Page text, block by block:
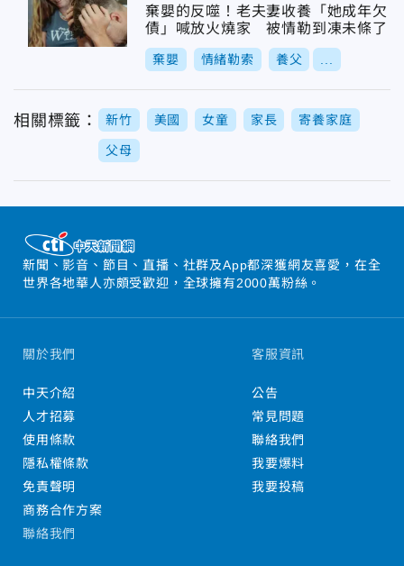
棄嬰的反噬！老夫妻收養「她成年欠
債」喊放火燒家 被情勒到凍未條了
棄嬰 情緒勒索 養父
相關標籤： 新竹 美國 女童 家長 寄養家庭
父母
新聞、影音、節目、直播、社群及App都深獲網友喜愛，在全
世界各地華人亦頗受歡迎，全球擁有2000萬粉絲。
關於我們
中天介紹
人才招募
使用條款
隱私權條款
免責聲明
商務合作方案
客服資訊
公告
常見問題
聯絡我們
我要爆料
我要投稿
聯絡我們